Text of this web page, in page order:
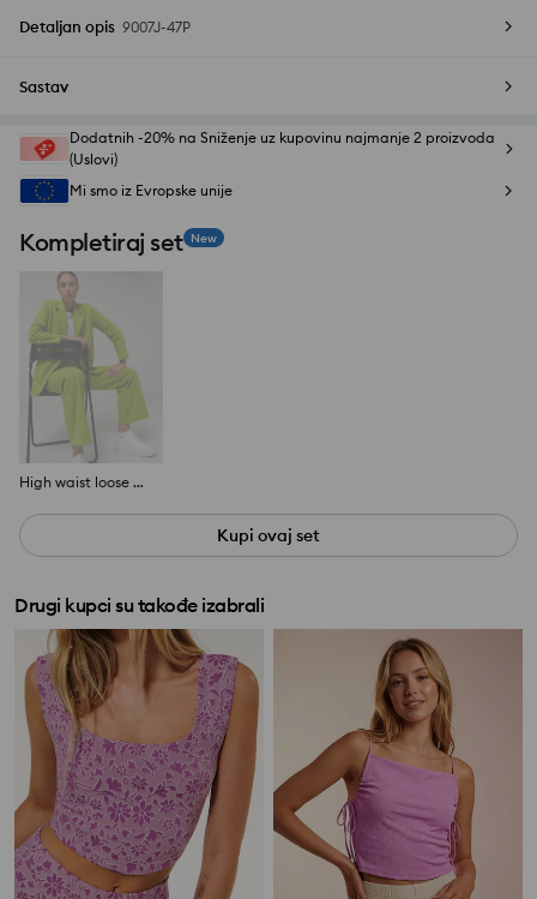
Detaljan opis 9007J-47P
Sastav
Dodatnih -20% na Sniženje uz kupovinu najmanje 2 proizvoda
(Uslovi)
Mi smo iz Evropske unije
Kompletiraj set New
High waist loose pantalone
Kupi ovaj set
Drugi kupci su takođe izabrali